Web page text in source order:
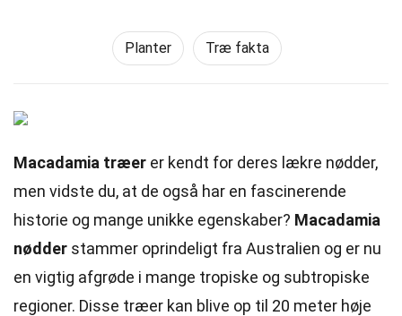
Planter Træ fakta
Macadamia træer er kendt for deres lækre nødder,
men vidste du, at de også har en fascinerende
historie og mange unikke egenskaber? Macadamia
nødder stammer oprindeligt fra Australien og er nu
en vigtig afgrøde i mange tropiske og subtropiske
regioner. Disse træer kan blive op til 20 meter høje